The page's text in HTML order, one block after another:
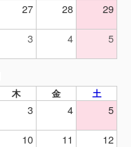
27 28 29
3 4 5
木 金 土
3 4 5
10 11 12